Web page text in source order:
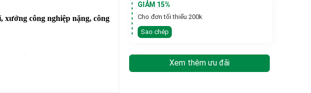
công nghiệp nặng, công
SÔNG NƯỚC, THÙNG
GIẢM 15%
Cho đơn tối thiểu 200k
Sao chép
Xem thêm ưu đãi